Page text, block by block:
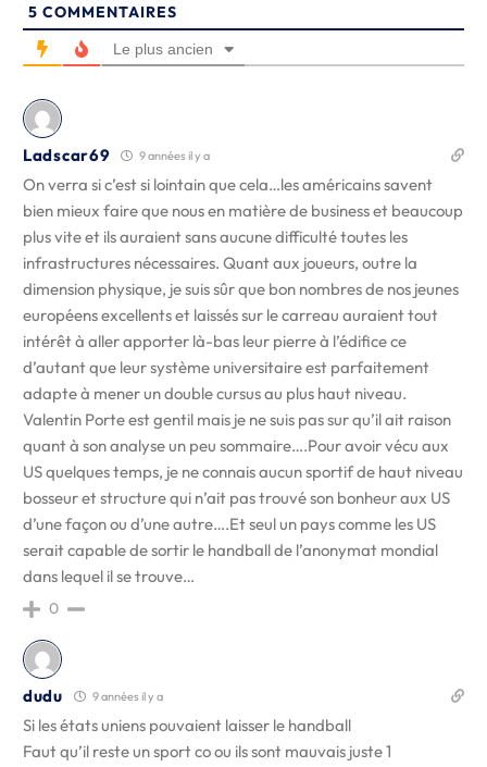
5 COMMENTAIRES
Le plus ancien
Ladscar69 9 années il y a
On verra si c’est si lointain que cela…les américains savent
bien mieux faire que nous en matière de business et beaucoup
plus vite et ils auraient sans aucune difficulté toutes les
infrastructures nécessaires. Quant aux joueurs, outre la
dimension physique, je suis sûr que bon nombres de nos jeunes
européens excellents et laissés sur le carreau auraient tout
intérêt à aller apporter là-bas leur pierre à l’édifice ce
d’autant que leur système universitaire est parfaitement
adapte à mener un double cursus au plus haut niveau.
Valentin Porte est gentil mais je ne suis pas sur qu’il ait raison
quant à son analyse un peu sommaire….Pour avoir vécu aux
US quelques temps, je ne connais aucun sportif de haut niveau
bosseur et structure qui n’ait pas trouvé son bonheur aux US
d’une façon ou d’une autre….Et seul un pays comme les US
serait capable de sortir le handball de l’anonymat mondial
dans lequel il se trouve…
0
dudu 9 années il y a
Si les états uniens pouvaient laisser le handball
Faut qu’il reste un sport co ou ils sont mauvais juste 1